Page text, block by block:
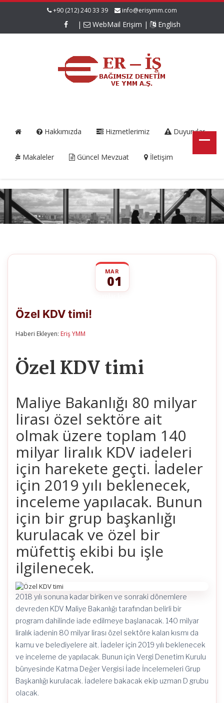
+90 (212) 240 33 39 info@erisymm.com
| WebMail Erişim | English
Hakkımızda Hizmetlerimiz Duyurular
Makaleler Güncel Mevzuat İletişim
MAR
01
Özel KDV timi!
Haberi Ekleyen: Eriş YMM
Özel KDV timi
Maliye Bakanlığı 80 milyar
lirası özel sektöre ait
olmak üzere toplam 140
milyar liralık KDV iadeleri
için harekete geçti. İadeler
için 2019 yılı beklenecek,
inceleme yapılacak. Bunun
için bir grup başkanlığı
kurulacak ve özel bir
müfettiş ekibi bu işle
ilgilenecek.
2018 yılı sonuna kadar biriken ve sonraki dönemlere
devreden KDV Maliye Bakanlığı tarafından belirli bir
program dahilinde iade edilmeye başlanacak. 140 milyar
liralık iadenin 80 milyar lirası özel sektöre kalan kısmı da
kamu ve belediyelere ait. İadeler için 2019 yılı beklenecek
ve inceleme de yapılacak. Bunun için Vergi Denetim Kurulu
bünyesinde Katma Değer Vergisi İade İncelemeleri Grup
Başkanlığı kurulacak. İadelere bakacak ekip uzman D grubu
olacak.